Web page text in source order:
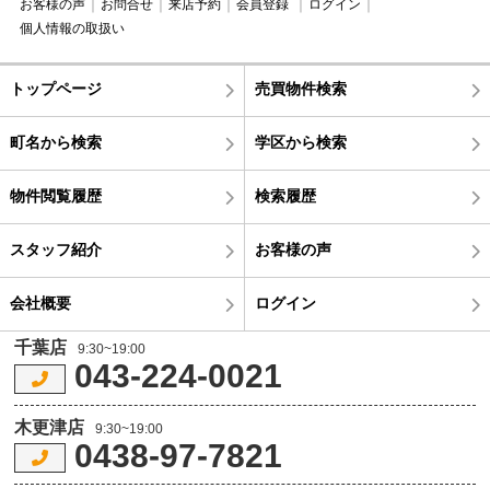
お客様の声
お問合せ 来店予約 会員登録
ログイン
個人情報の取扱い
トップページ 売買物件検索
町名から検索 学区から検索
物件閲覧履歴 検索履歴
スタッフ紹介 お客様の声
会社概要 ログイン
千葉店 9:30~19:00
043-224-0021
木更津店 9:30~19:00
0438-97-7821